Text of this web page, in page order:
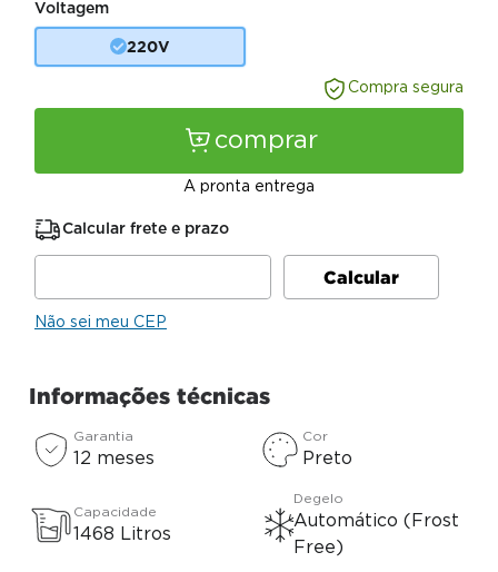
Voltagem
220V
Compra segura
comprar
A pronta entrega
Calcular frete e prazo
Não sei meu CEP
Informações técnicas
Garantia
12 meses
Cor
Preto
Capacidade
1468 Litros
Degelo
Automático (Frost
Free)